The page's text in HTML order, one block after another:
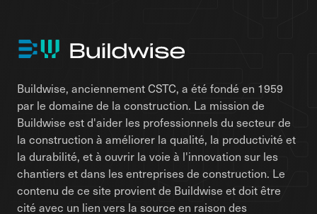
Buildwise, anciennement CSTC, a été fondé en 1959
par le domaine de la construction. La mission de
Buildwise est d'aider les professionnels du secteur de
la construction à améliorer la qualité, la productivité et
la durabilité, et à ouvrir la voie à l'innovation sur les
chantiers et dans les entreprises de construction. Le
contenu de ce site provient de Buildwise et doit être
cité avec un lien vers la source en raison des